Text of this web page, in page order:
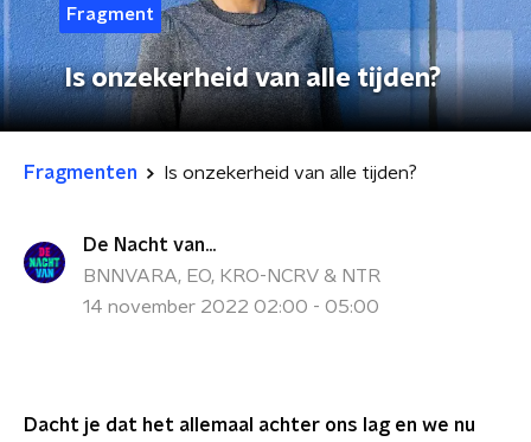
Fragment
Is onzekerheid van alle tijden?
Fragmenten Is onzekerheid van alle tijden?
De Nacht van...
BNNVARA, EO, KRO-NCRV & NTR
14 november 2022 02:00 - 05:00
Dacht je dat het allemaal achter ons lag en we nu